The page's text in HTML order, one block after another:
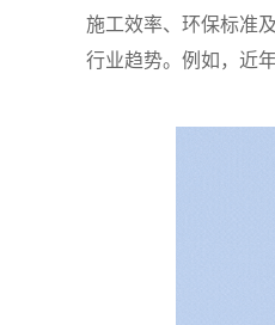
施工效率、环保标准
行业趋势。例如，近